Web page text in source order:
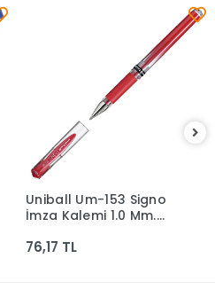
Sepete Ekle
Uniball Um-153 Signo
İmza Kalemi 1.0 Mm.
76,17 TL